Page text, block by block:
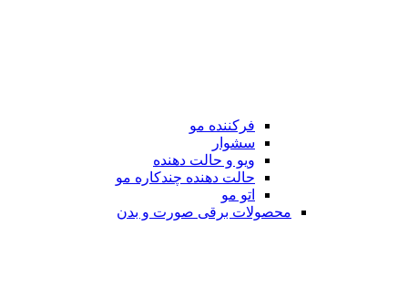
فرکننده مو
سشوار
ویو و حالت دهنده
حالت دهنده چندکاره مو
اتو مو
محصولات برقی صورت و بدن